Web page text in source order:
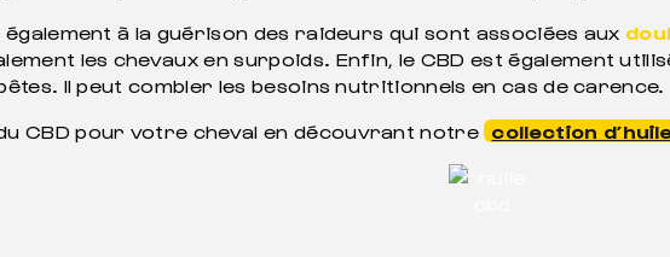
à la guérison des raideurs qui sont associées aux
les chevaux en surpoids. Enfin, le CBD est également
Il peut combler les besoins nutritionnels en cas de carence.
CBD pour votre cheval en découvrant notre collection